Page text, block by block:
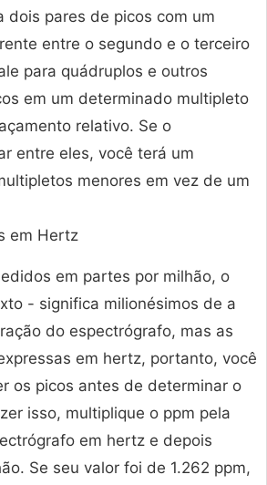
dois pares de picos com um
entre o segundo e o terceiro
para quádruplos e outros
em um determinado multipleto
relativo. Se o
entre eles, você terá um
menores em vez de um
em Hertz
em partes por milhão, o
- significa milionésimos de a
do espectrógrafo, mas as
em hertz, portanto, você
os picos antes de determinar o
isso, multiplique o ppm pela
em hertz e depois
Se seu valor foi de 1.262 ppm,